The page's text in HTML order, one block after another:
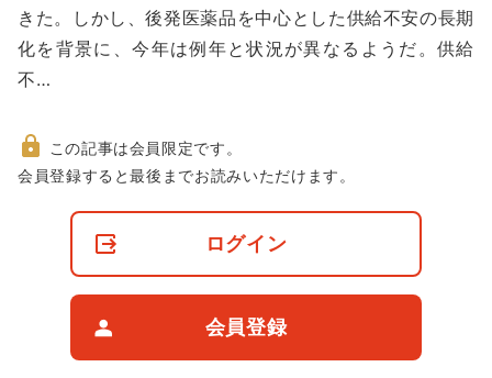
きた。しかし、後発医薬品を中心とした供給不安の長期
化を背景に、今年は例年と状況が異なるようだ。供給
不…
非
この記事は会員限定です。
会員登録すると最後までお読みいただけます。
ログイン
会員登録